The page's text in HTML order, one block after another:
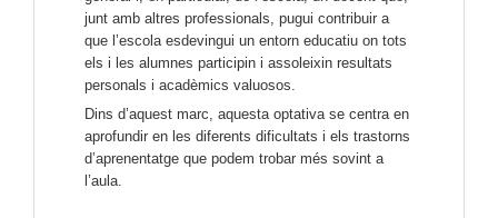
junt amb altres professionals, pugui contribuir a
que l’escola esdevingui un entorn educatiu on tots
els i les alumnes participin i assoleixin resultats
personals i acadèmics valuosos.
Dins d’aquest marc, aquesta optativa se centra en
aprofundir en les diferents dificultats i els trastorns
d’aprenentatge que podem trobar més sovint a
l’aula.